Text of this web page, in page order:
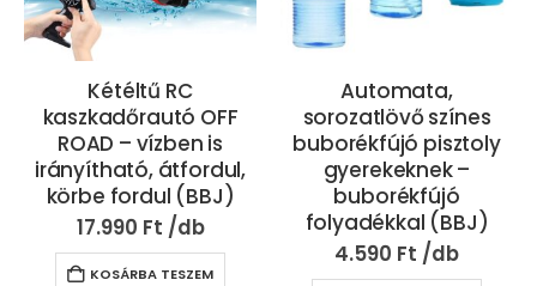
Kétéltű RC
kaszkadőrautó OFF
ROAD – vízben is
irányítható, átfordul,
körbe fordul (BBJ)
17.990 Ft
KOSÁRBA TESZEM
Automata,
sorozatlövő színes
buborékfújó pisztoly
gyerekeknek –
buborékfújó
folyadékkal (BBJ)
4.590 Ft